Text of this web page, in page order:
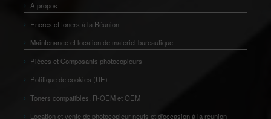
À propos
Encres et toners à la Réunion
Maintenance et location de matériel bureautique
Pièces et Composants photocopieurs
Politique de cookies (UE)
Toners compatibles, R-OEM et OEM
Location et vente de photocopieur neufs et d'occasion à la réunion